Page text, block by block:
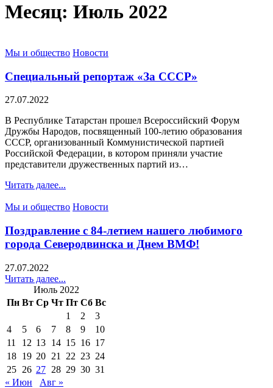
Месяц: Июль 2022
Posted
Мы и общество Новости
Специальный репортаж «За СССР»
27.07.2022
В Республике Татарстан прошел Всероссийский Форум
Дружбы Народов, посвященный 100-летию образования
СССР, организованный Коммунистической партией
Российской Федерации, в котором приняли участие
представители дружественных партий из…
Читать далее...
Posted
Мы и общество Новости
Поздравление с 84-летием нашего любимого
города Северодвинска и Днем ВМФ!
27.07.2022
Читать далее...
Июль 2022
Пн Вт Ср Чт Пт Сб Вс
1
2
3
4
5 6 7 8 9
10
11
12 13 14 15 16 17
18 19 20 21 22 23 24
25 26 27 28 29 30 31
« Июн
Авг »